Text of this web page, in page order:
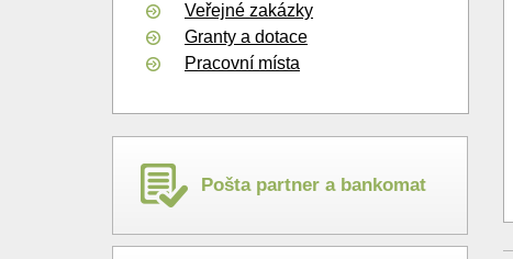
Veřejné zakázky
Granty a dotace
Pracovní místa
Pošta partner a bankomat